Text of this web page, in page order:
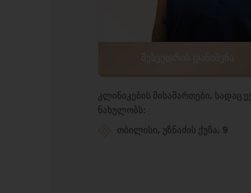
კლინიკების მისამართები, სადაც
ნახულობს:
თბილისი, უზნაძის ქუჩა, 9